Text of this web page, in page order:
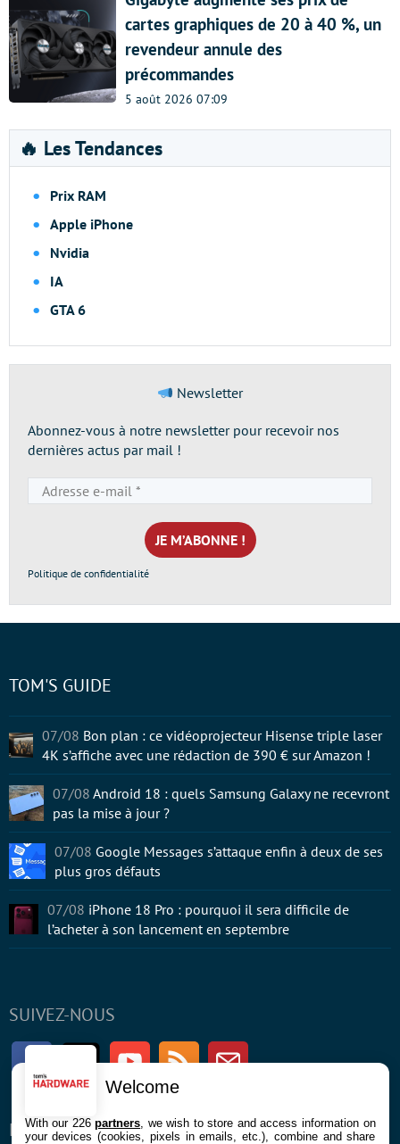
cartes graphiques de 20 à 40 %, un
revendeur annule des
précommandes
5 août 2026 07:09
🔥 Les Tendances
Prix RAM
Apple iPhone
Nvidia
IA
GTA 6
Newsletter
Abonnez-vous à notre newsletter pour recevoir nos
dernières actus par mail !
e-
mail
*
Politique de confidentialité
SUIVEZ-NOUS
FacebookTwitter Youtube RSS Newsletter
ENTREPRISE À PROPOS
TOM'S GUIDE
07/08 Bon plan : ce vidéoprojecteur Hisense triple laser
4K s’affiche avec une rédaction de 390 € sur Amazon !
07/08 Android 18 : quels Samsung Galaxy ne recevront
pas la mise à jour ?
07/08 Google Messages s’attaque enfin à deux de ses
plus gros défauts
07/08 iPhone 18 Pro : pourquoi il sera difficile de
l’acheter à son lancement en septembre
Welcome
With our 226partners , we wish to store and access information on
your devices (cookies, pixels in emails, etc.), combine and share